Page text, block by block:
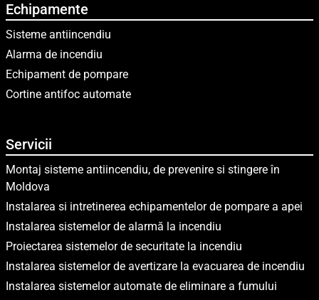
Echipamente
Sisteme antiincendiu
Alarma de incendiu
Echipament de pompare
Cortine antifoc automate
Servicii
Montaj sisteme antiincendiu, de prevenire si stingere în
Moldova
Instalarea si intretinerea echipamentelor de pompare a apei
Instalarea sistemelor de alarmă la incendiu
Proiectarea sistemelor de securitate la incendiu
Instalarea sistemelor de avertizare la evacuarea de incendiu
Instalarea sistemelor automate de eliminare a fumului